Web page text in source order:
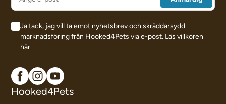
Ja tack, jag vill ta emot nyhetsbrev och skräddarsydd
marknadsföring från Hooked4Pets via e-post. Läs villkoren
här
Hooked4Pets